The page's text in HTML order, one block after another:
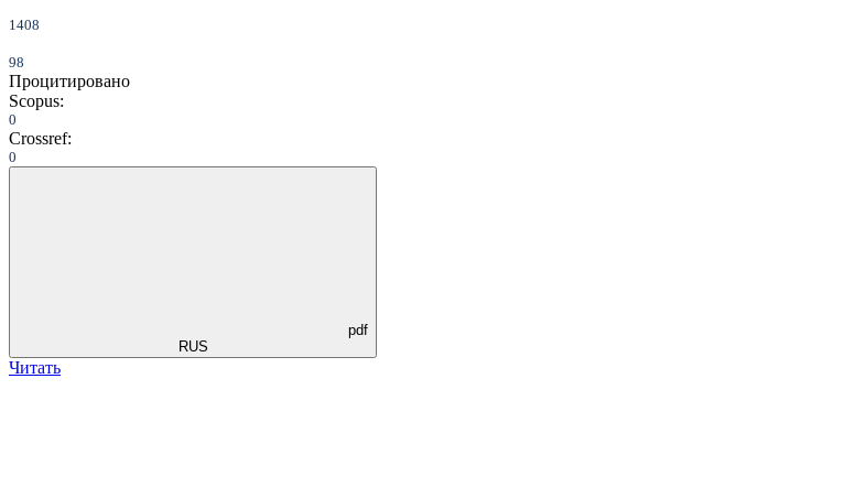
1408
98
Процитировано
Scopus:
0
Crossref:
0
pdf
RUS
Читать